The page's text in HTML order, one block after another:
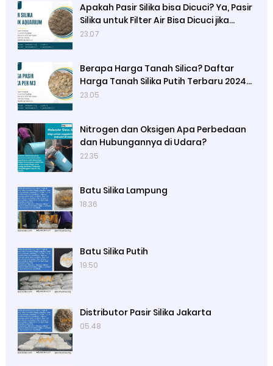
Apakah Pasir Silika bisa Dicuci? Ya, Pasir
Silika untuk Filter Air Bisa Dicuci jika
Sudah Kotor
23.07
Berapa Harga Tanah Silica? Daftar
Harga Tanah Silika Putih Terbaru 2024
di Ady Water
23.05
Nitrogen dan Oksigen Apa Perbedaan
dan Hubungannya di Udara?
22.35
Batu Silika Lampung
18.36
Batu Silika Putih
19.50
Distributor Pasir Silika Jakarta
05.48